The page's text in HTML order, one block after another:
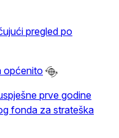
pregled po
općenito
prve godine
fonda za strateška